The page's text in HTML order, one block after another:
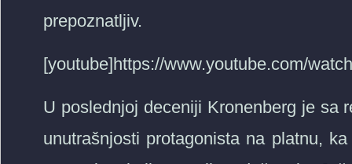
prepoznatljiv.
[youtube]https://www.youtube.com/
U poslednjoj deceniji Kronenberg je sa
unutrašnjosti protagonista na platnu,